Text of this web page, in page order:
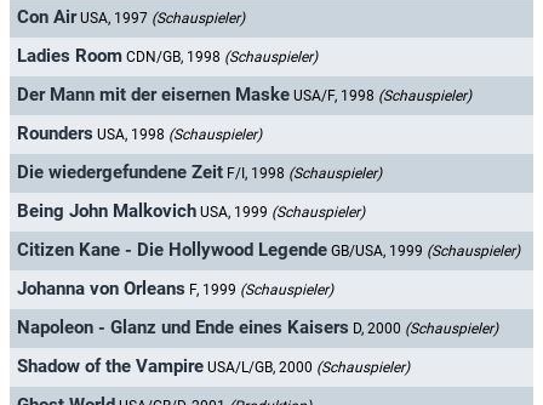
Con Air USA, 1997 (Schauspieler)
Ladies Room CDN/GB, 1998 (Schauspieler)
Der Mann mit der eisernen Maske USA/F, 1998 (Schauspieler)
Rounders USA, 1998 (Schauspieler)
Die wiedergefundene Zeit F/I, 1998 (Schauspieler)
Being John Malkovich USA, 1999 (Schauspieler)
Citizen Kane - Die Hollywood Legende GB/USA, 1999 (Schauspieler)
Johanna von Orleans F, 1999 (Schauspieler)
Napoleon - Glanz und Ende eines Kaisers D, 2000 (Schauspieler)
Shadow of the Vampire USA/L/GB, 2000 (Schauspieler)